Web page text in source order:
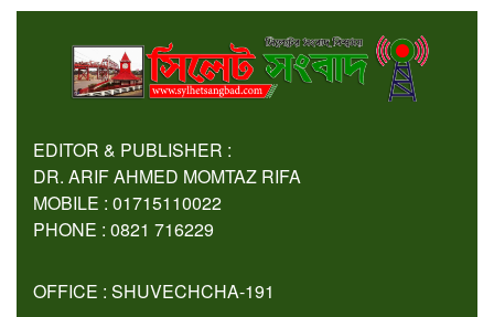
EDITOR & PUBLISHER :
DR. ARIF AHMED MOMTAZ RIFA
MOBILE : 01715110022
PHONE : 0821 716229
OFFICE : SHUVECHCHA-191